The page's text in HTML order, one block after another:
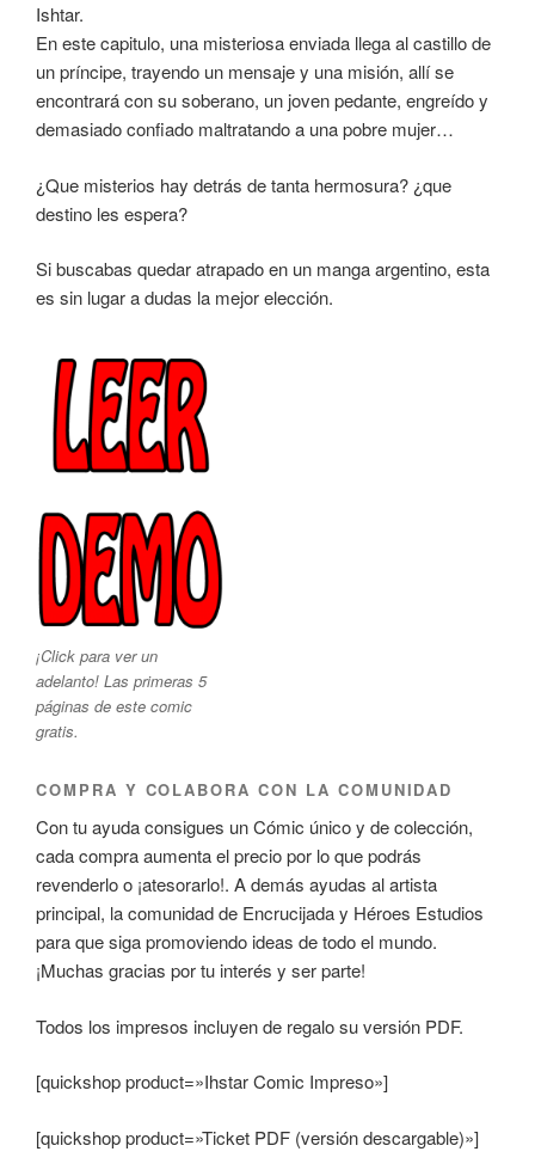
Ishtar.
En este capitulo, una misteriosa enviada llega al castillo de
un príncipe, trayendo un mensaje y una misión, allí se
encontrará con su soberano, un joven pedante, engreído y
demasiado confiado maltratando a una pobre mujer…
¿Que misterios hay detrás de tanta hermosura? ¿que
destino les espera?
Si buscabas quedar atrapado en un manga argentino, esta
es sin lugar a dudas la mejor elección.
¡Click para ver un
adelanto! Las primeras 5
páginas de este comic
gratis.
COMPRA Y COLABORA CON LA COMUNIDAD
Con tu ayuda consigues un Cómic único y de colección,
cada compra aumenta el precio por lo que podrás
revenderlo o ¡atesorarlo!. A demás ayudas al artista
principal, la comunidad de Encrucijada y Héroes Estudios
para que siga promoviendo ideas de todo el mundo.
¡Muchas gracias por tu interés y ser parte!
Todos los impresos incluyen de regalo su versión PDF.
[quickshop product=»Ihstar Comic Impreso»]
[quickshop product=»Ticket PDF (versión descargable)»]